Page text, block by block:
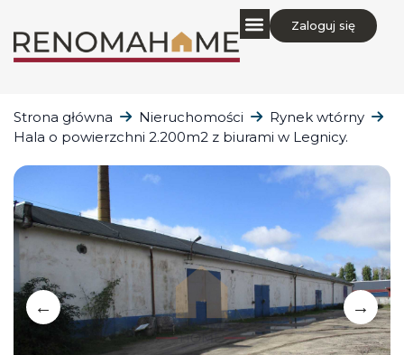
Zaloguj się
Strona główna Nieruchomości
Rynek wtórny
Hala o powierzchni 2.200m2 z biurami w Legnicy.
← →